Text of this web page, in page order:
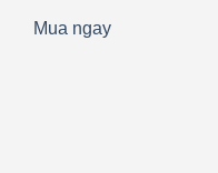
Mua ngay